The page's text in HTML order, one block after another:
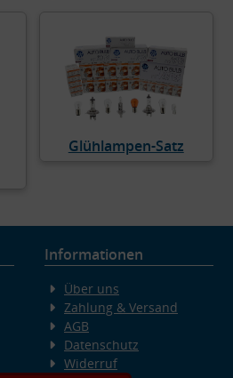
Glühlampen-Satz
Informationen
Über uns
Zahlung & Versand
AGB
Datenschutz
Widerruf